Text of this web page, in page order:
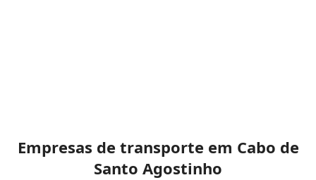
Empresas de transporte em Cabo de
Santo Agostinho